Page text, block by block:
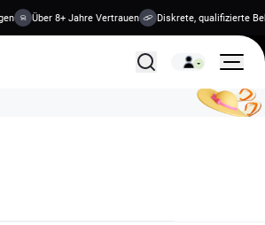
Über 8+ Jahre Vertrauen Diskrete, qualifizierte
Alle Behandlungen